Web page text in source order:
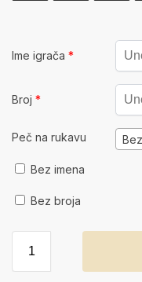
Ime igrača *
Broj *
Peč na rukavu
Bez imena
Bez broja